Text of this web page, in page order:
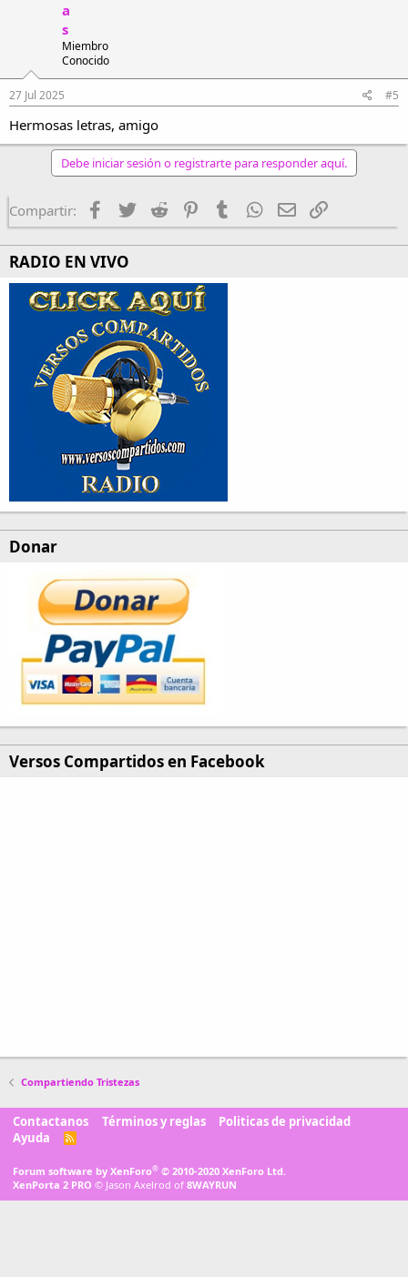
El tiempo se detiene
en las esquinas,
mientras el mundo duerme,
suspendido.
noche
Listen and make your own on Suno.
suno.com
a
s
Miembro
Conocido
27 Jul 2025 #5
Hermosas letras, amigo
Debe iniciar sesión o registrarte para responder aquí.
Compartir: Facebook
TwitterReddit PinterestTumblrWhatsApp
EmailEnlace
RADIO EN VIVO
Donar
Versos Compartidos en Facebook
Compartiendo Tristezas
Contactanos Términos y reglas
Politicas de privacidad
Ayuda
R
Forum software by XenForo® © 2010-2020 XenForo Ltd.
XenPorta 2 PRO © Jason Axelrod of 8WAYRUN